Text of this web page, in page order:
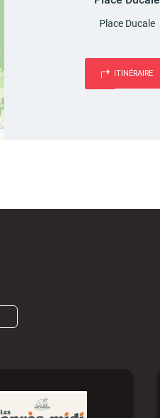
Place Ducale
ITINÉRAIRE